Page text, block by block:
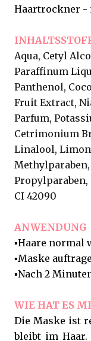
Haartrockner -
Aqua, Cetyl
Paraffinum
Panthenol,
Fruit Extract,
Parfum,
Cetrimonium
Linalool,
Propylparaben,
CI 42090
ANWENDUNG
▪️Haare normal
▪️Maske
▪️Nach 2
WIE HAT ES
Die Maske ist
bleibt im